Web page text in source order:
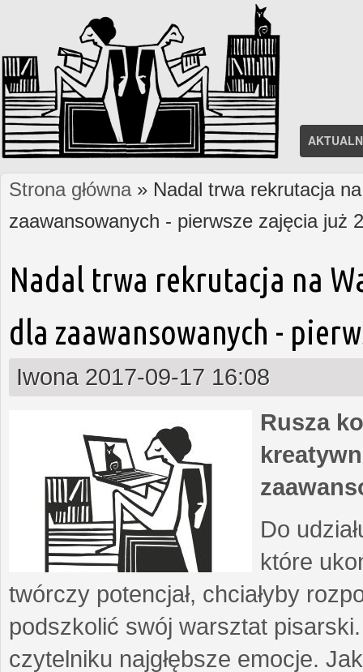
Jesteś tutaj
Strona główna» Nadal trwa rekrutacja
zaawansowanych - pierwsze zajęcia już
Nadal trwa rekrutacja na
dla zaawansowanych -
Iwona 2017-09-17 16:08
Rusza
Do
które
twórczy potencjał, chciałyby
podszkolić swój warsztat
czytelniku najgłębsze emocje.